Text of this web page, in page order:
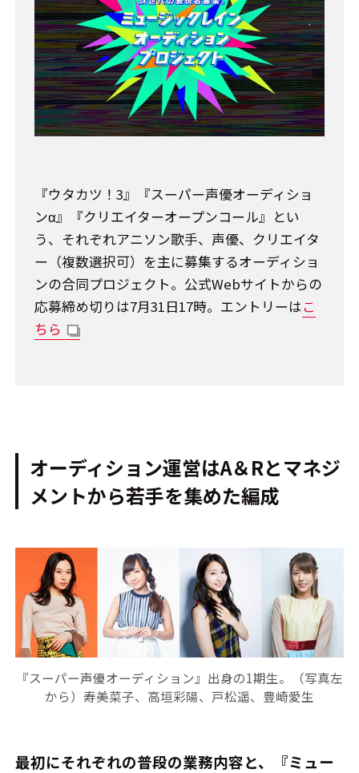
『ウタカツ！3』『スーパー声優オーディショ
ンα』『クリエイターオープンコール』とい
う、それぞれアニソン歌手、声優、クリエイタ
ー（複数選択可）を主に募集するオーディショ
ンの合同プロジェクト。公式Webサイトからの
応募締め切りは7月31日17時。エントリーはこ
ちら
オーディション運営はA＆Rとマネジ
メントから若手を集めた編成
『スーパー声優オーディション』出身の1期生。（写真左
から）寿美菜子、高垣彩陽、戸松遥、豊崎愛生
――最初にそれぞれの普段の業務内容と、『ミュー